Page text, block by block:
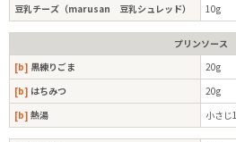
豆乳チーズ（marusan 豆乳シュレッド）
10g
プリンソース
[b] 黒練りごま
20g
[b] はちみつ
20g
[b] 熱湯 小さじ1